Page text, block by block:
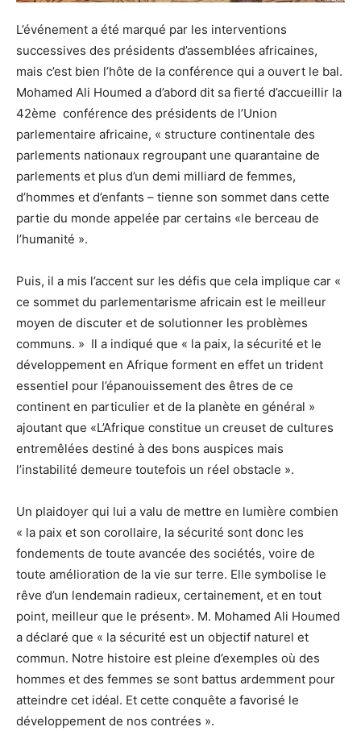
L’événement a été marqué par les interventions
successives des présidents d’assemblées africaines,
mais c’est bien l’hôte de la conférence qui a ouvert le bal.
Mohamed Ali Houmed a d’abord dit sa fierté d’accueillir la
42ème conférence des présidents de l’Union
parlementaire africaine, « structure continentale des
parlements nationaux regroupant une quarantaine de
parlements et plus d’un demi milliard de femmes,
d’hommes et d’enfants – tienne son sommet dans cette
partie du monde appelée par certains «le berceau de
l’humanité ».
Puis, il a mis l’accent sur les défis que cela implique car «
ce sommet du parlementarisme africain est le meilleur
moyen de discuter et de solutionner les problèmes
communs. » Il a indiqué que « la paix, la sécurité et le
développement en Afrique forment en effet un trident
essentiel pour l’épanouissement des êtres de ce
continent en particulier et de la planète en général »
ajoutant que «L’Afrique constitue un creuset de cultures
entremêlées destiné à des bons auspices mais
l’instabilité demeure toutefois un réel obstacle ».
Un plaidoyer qui lui a valu de mettre en lumière combien
« la paix et son corollaire, la sécurité sont donc les
fondements de toute avancée des sociétés, voire de
toute amélioration de la vie sur terre. Elle symbolise le
rêve d’un lendemain radieux, certainement, et en tout
point, meilleur que le présent». M. Mohamed Ali Houmed
a déclaré que « la sécurité est un objectif naturel et
commun. Notre histoire est pleine d’exemples où des
hommes et des femmes se sont battus ardemment pour
atteindre cet idéal. Et cette conquête a favorisé le
développement de nos contrées ».